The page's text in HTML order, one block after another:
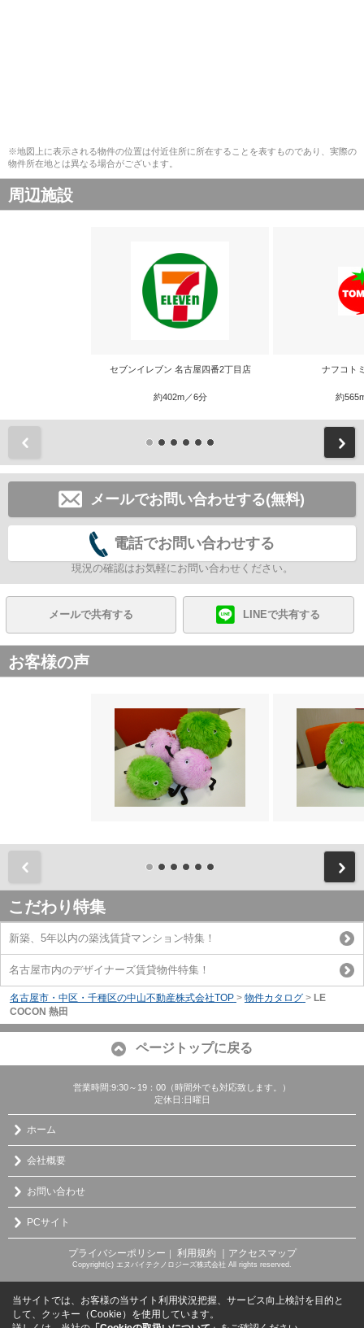
※地図上に表示される物件の位置は付近住所に所在することを表すものであり、実際の
物件所在地とは異なる場合がございます。
周辺施設
セブンイレブン 名古屋四番2丁目店
約402m／6分
ナフコト
約
メールでお問い合わせする(無料)
電話でお問い合わせする
現況の確認はお気軽にお問い合わせください。
メールで共有する LINEで共有する
お客様の声
こだわり特集
新築、5年以内の築浅賃貸マンション特集！
名古屋市内のデザイナーズ賃貸物件特集！
名古屋市・中区・千種区の中山不動産株式会社TOP > 物件カタログ > LE
COCON 熱田
ページトップに戻る
営業時間:9:30～19：00（時間外でも対応致します。）
定休日:日曜日
ホーム
会社概要
お問い合わせ
PCサイト
プライバシーポリシー 利用規約 ｜アクセスマップ
Copyright(c) エヌバイテクノロジーズ株式会社 All rights reserved.
当サイトでは、お客様の当サイト利用状況把握、サービス向上検討を目的と
して、クッキー（Cookie）を使用しています。